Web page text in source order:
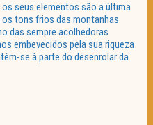
seus elementos são a última
tons frios das montanhas
das sempre acolhedoras
embevecidos pela sua riqueza
se à parte do desenrolar da